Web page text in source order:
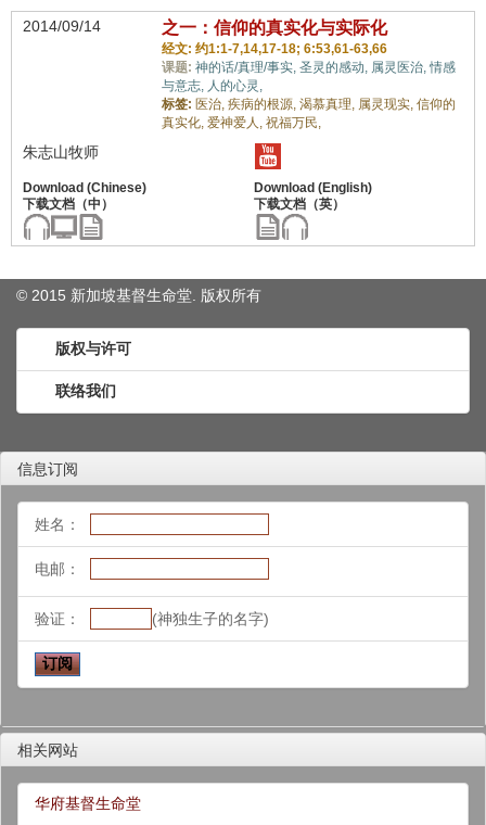
2014/09/14 之一：信仰的真实化与实际化
经文: 约1:1-7,14,17-18; 6:53,61-63,66
课题: 神的话/真理/事实, 圣灵的感动, 属灵医治,情感
与意志, 人的心灵,
标签: 医治, 疾病的根源, 渴慕真理, 属灵现实, 信仰的
真实化, 爱神爱人, 祝福万民,
朱志山牧师
© 2015 新加坡基督生命堂. 版权所有
版权与许可
联络我们
信息订阅
姓名：
电邮：
验证： (神独生子的名字)
相关网站
华府基督生命堂